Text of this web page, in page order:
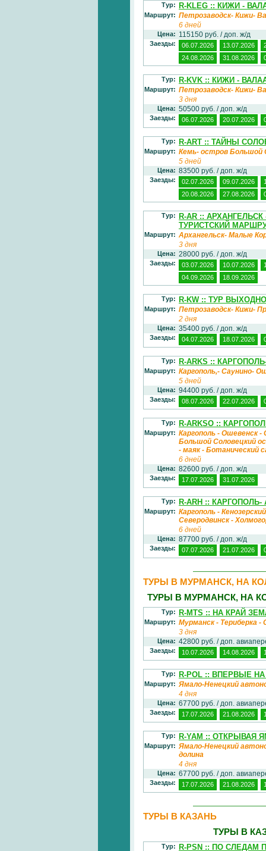
Тур: R-KLEG :: КИЖИ -
Маршрут: Петрозаводск- Кижи-
6 дней
Цена: 115150 руб. / доп. ж/д
Заезды: 06.07.2026 13.07.2026
24.08.2026
31.08.2026
Тур: R-KVK :: КИЖИ -
Маршрут: Петрозаводск- Кижи-
3 дня
Цена: 50500 руб. / доп. ж/д
Заезды: 06.07.2026 20.07.2026
Тур: R-ART :: ТАЙНЫ
Маршрут: Кемь- остров Большой
5 дней
Цена: 83500 руб. / доп. ж/д
Заезды: 02.07.2026 09.07.2026
20.08.2026
27.08.2026
Тур:
R-AR ::
ТУРИСТСКИЙ
Маршрут: Архангельск- Малые
3 дня
Цена: 28000 руб. / доп. ж/д
Заезды: 03.07.2026 10.07.2026
04.09.2026
18.09.2026
Тур: R-KW :: ТУР
Маршрут: Петрозаводск- Кижи-
2 дня
Цена: 35400 руб. / доп. ж/д
Заезды: 04.07.2026 18.07.2026
Тур: R-ARKS ::
Маршрут: Каргополь,- Саунино-
5 дней
Цена: 94400 руб. / доп. ж/д
Заезды: 08.07.2026 22.07.2026
Тур: R-ARKSO ::
Маршрут: Каргополь - Ошевенск -
Большой Соловецкий
- маяк - Ботанический
6 дней
Цена: 82600 руб. / доп. ж/д
Заезды: 17.07.2026 31.07.2026
Тур: R-ARH ::
Маршрут: Каргополь -
Северодвинск -
6 дней
Цена: 87700 руб. / доп. ж/д
Заезды: 07.07.2026 21.07.2026
ТУРЫ В МУРМАНСК, НА
ТУРЫ В МУРМАНСК, НА
Тур: R-MTS :: НА КРАЙ
Маршрут: Мурманск - Териберка -
3 дня
Цена: 42800 руб. / доп.
Заезды: 10.07.2026 14.08.2026
Тур: R-POL :: ВПЕРВЫЕ
Маршрут: Ямало-Ненецкий
4 дня
Цена: 67700 руб. / доп.
Заезды: 17.07.2026 21.08.2026
Тур: R-YAM :: ОТКРЫВАЯ
Маршрут: Ямало-Ненецкий
долина
4 дня
Цена: 67700 руб. / доп.
Заезды: 17.07.2026 21.08.2026
ТУРЫ В КАЗАНЬ
ТУРЫ В
Тур: R-PSN :: ПО СЛЕДАМ